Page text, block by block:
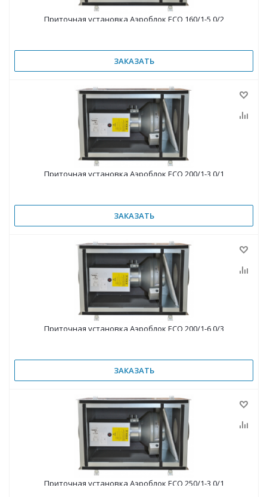
Приточная установка Аэроблок ECO 160/1-5,0/2
ЗАКАЗАТЬ
Приточная установка Аэроблок ECO 200/1-3,0/1
ЗАКАЗАТЬ
Приточная установка Аэроблок ECO 200/1-6,0/3
ЗАКАЗАТЬ
Приточная установка Аэроблок ECO 250/1-3,0/1